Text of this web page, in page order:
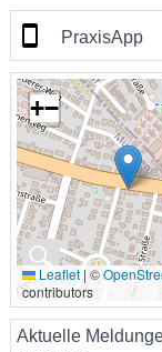
PraxisApp
🔍
+−
Leaflet | ©
contributors
Aktuelle